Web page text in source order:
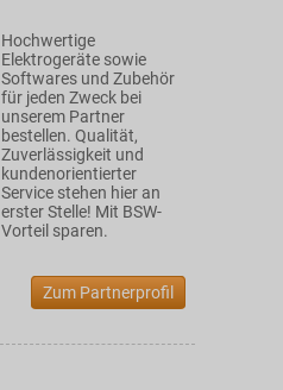
Hochwertige
Elektrogeräte sowie
Softwares und Zubehör
für jeden Zweck bei
unserem Partner
bestellen. Qualität,
Zuverlässigkeit und
kundenorientierter
Service stehen hier an
erster Stelle! Mit BSW-
Vorteil sparen.
Zum Partnerprofil